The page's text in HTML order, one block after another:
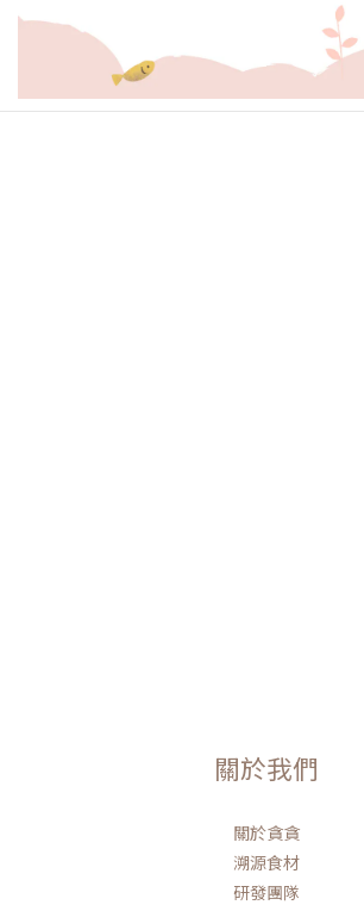
關於我們
關於貪貪
溯源食材
研發團隊